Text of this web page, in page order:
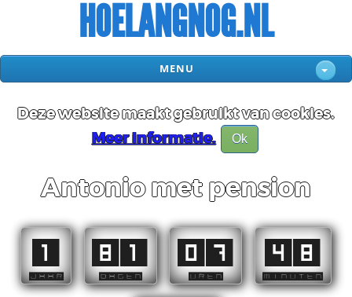
HOELANGNOG.NL
MENU
Deze website maakt gebruikt van cookies.
Meer informatie.
Ok
Antonio met pension
1
JAAR
81
DAGEN
07
UREN
48
MINUTEN